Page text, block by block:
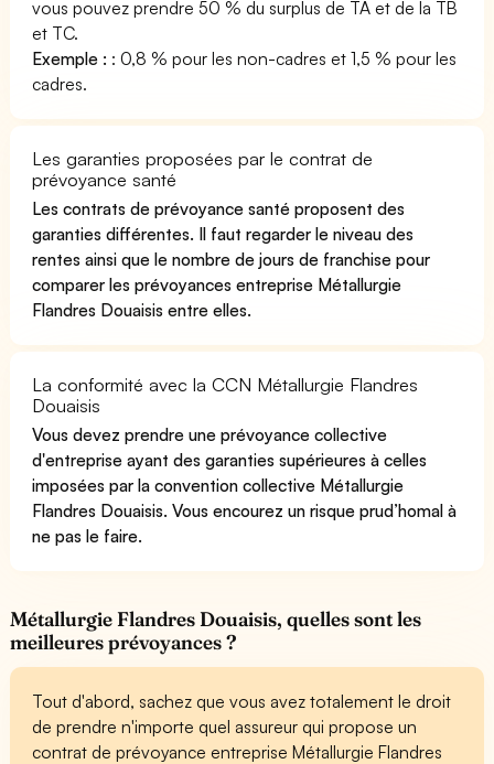
vous pouvez prendre 50 % du surplus de TA et de la TB
et TC.
Exemple : : 0,8 % pour les non-cadres et 1,5 % pour les
cadres.
Les garanties proposées par le contrat de
prévoyance santé
Les contrats de prévoyance santé proposent des
garanties différentes. Il faut regarder le niveau des
rentes ainsi que le nombre de jours de franchise pour
comparer les prévoyances entreprise Métallurgie
Flandres Douaisis entre elles.
La conformité avec la CCN Métallurgie Flandres
Douaisis
Vous devez prendre une prévoyance collective
d'entreprise ayant des garanties supérieures à celles
imposées par la convention collective Métallurgie
Flandres Douaisis. Vous encourez un risque prud’homal à
ne pas le faire.
Métallurgie Flandres Douaisis, quelles sont les
meilleures prévoyances ?
Tout d'abord, sachez que vous avez totalement le droit
de prendre n'importe quel assureur qui propose un
contrat de prévoyance entreprise Métallurgie Flandres